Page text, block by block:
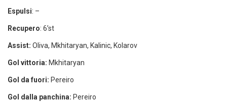
Espulsi: –
Recupero: 6’st
Assist: Oliva, Mkhitaryan, Kalinic, Kolarov
Gol vittoria: Mkhitaryan
Gol da fuori: Pereiro
Gol dalla panchina: Pereiro